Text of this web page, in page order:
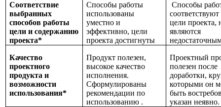
Соответствие
выбранных
способов работы
цели и содержанию
проекта*
Способы работы
использованы
уместно и
эффективно, цели
проекта достигнуты
Способы
цели проекта,
являются
Качество
проектного
продукта и
возможности
использования*
Продукт полезен,
высокое качество
исполнения.
Сформулированы
рекомендации по
использованию .
Проектный
полезен после
доработки,
которыми он
быть
указан неявно.